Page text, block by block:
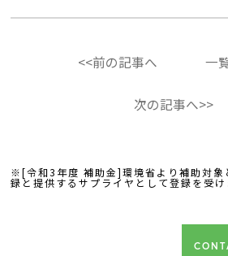
<<前の記事へ 一
次の記事へ>>
※[令和3年度 補助金]環境省より補助対象
録と提供するサプライヤとして登録を受け